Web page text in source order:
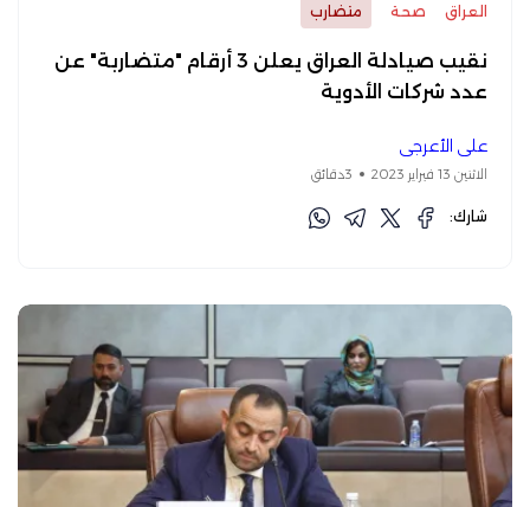
العراق صحة متضارب
نقيب صيادلة العراق يعلن 3 أرقام "متضاربة" عن
عدد شركات الأدوية
علي الأعرجي
الاثنين 13 فبراير 2023 3دقائق
شارك: